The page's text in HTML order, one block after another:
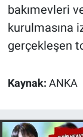
bakımevleri
kurulmasına
gerçekleşen
Kaynak: ANKA
Spor
Teknoloji
Yerel